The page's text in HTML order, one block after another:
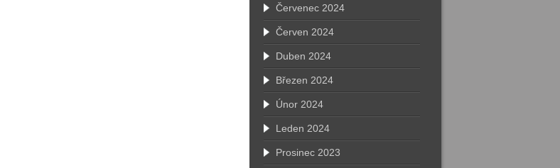
Červenec 2024
Červen 2024
Duben 2024
Březen 2024
Únor 2024
Leden 2024
Prosinec 2023